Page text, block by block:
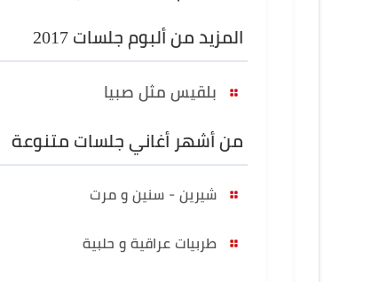
المزيد من ألبوم جلسات 2017
بلقيس مثل صبيا
من أشهر أغاني جلسات متنوعة
شيرين - سنين و مرت
طربيات عراقية و حلبية